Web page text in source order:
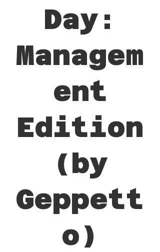
Day:
Managem
ent
Edition
(by
Geppett
o)